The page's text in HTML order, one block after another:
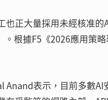
也正大量採用未經核准
。根據F5《2026應用策
Anand表示，目前多數